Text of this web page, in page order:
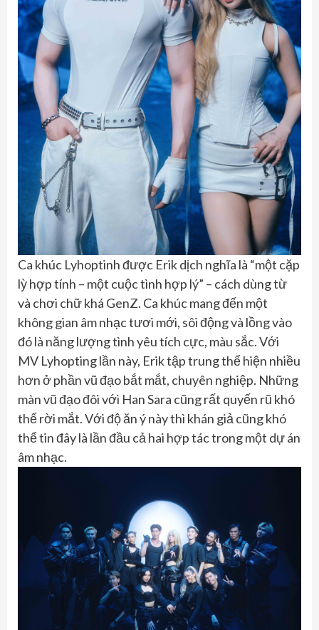
Ca khúc Lyhoptinh được Erik dịch nghĩa là “một cặp
lỳ hợp tính – một cuộc tình hợp lý” – cách dùng từ
và chơi chữ khá GenZ. Ca khúc mang đến một
không gian âm nhạc tươi mới, sôi động và lồng vào
đó là năng lượng tình yêu tích cực, màu sắc. Với
MV Lyhopting lần này, Erik tập trung thể hiện nhiều
hơn ở phần vũ đạo bắt mắt, chuyên nghiệp. Những
màn vũ đạo đôi với Han Sara cũng rất quyến rũ khó
thể rời mắt. Với độ ăn ý này thì khán giả cũng khó
thể tin đây là lần đầu cả hai hợp tác trong một dự án
âm nhạc.